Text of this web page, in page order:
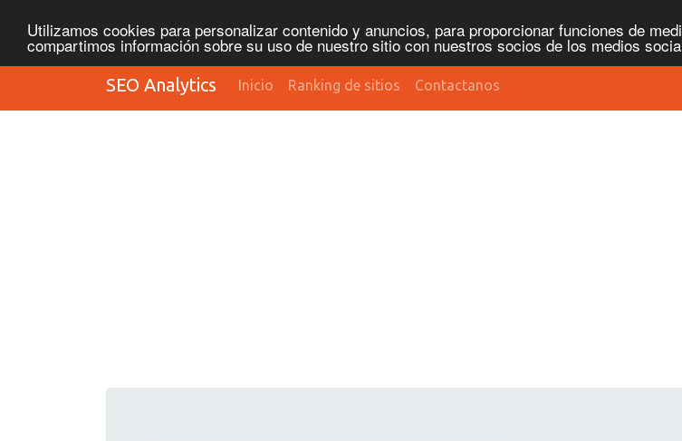
Utilizamos cookies para personalizar contenido y anuncios, para proporcionar funciones de
compartimos información sobre su uso de nuestro sitio con nuestros socios de los medios
SEO Analytics Inicio Ranking de sitios Contactanos